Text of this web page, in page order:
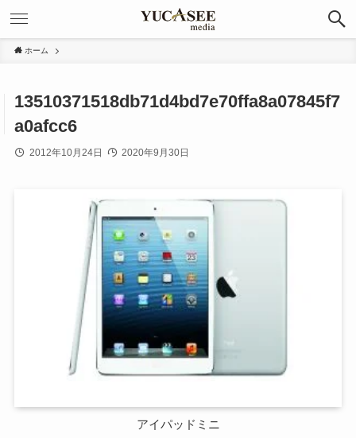
ホーム
13510371518db71d4bd7e70ffa8a07845f7
a0afcc6
2012年10月24日 2020年9月30日
アイパッドミニ